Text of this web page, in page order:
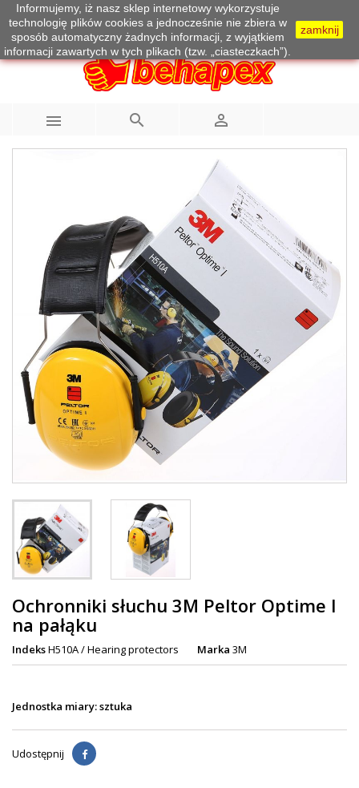
Informujemy, iż nasz sklep internetowy wykorzystuje
technologię plików cookies a jednocześnie nie zbiera w
sposób automatyczny żadnych informacji, z wyjątkiem
informacji zawartych w tych plikach (tzw. „ciasteczkach”).
zamknij
Telefon:733 100 215
  
Ochronniki słuchu 3M Peltor Optime I
na pałąku
IndeksH510A / Hearing protectors Marka 3M
Jednostka miary: sztuka
Udostępnij